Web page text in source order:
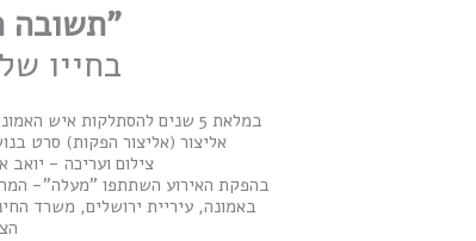
"תשובה
בחייו
במלאת 5 שנים להסתלקות איש
אליצור (אליצור הפקות) סרט
צילום ועריכה -
בהפקת האירוע השתתפו "מעלה"-
באמונה, עיריית ירושלים, משרד